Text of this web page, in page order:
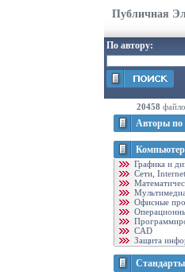
Публичная
По автору:
20458
Авторы по
Графика и
Cети,
Мультимедиа
Офисные
CAD
Защита
Стандарты